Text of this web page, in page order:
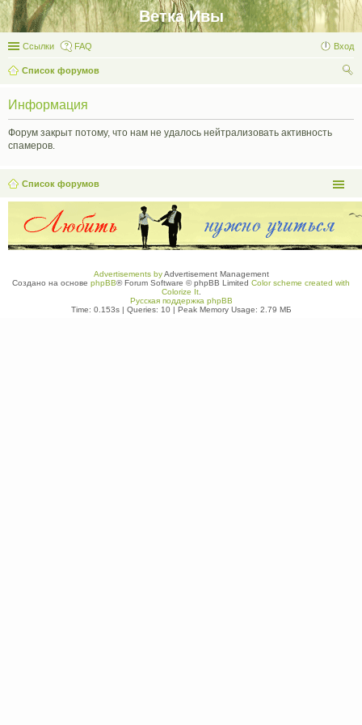
Ветка Ивы
Ссылки FAQ Вход
Список форумов
Информация
Форум закрыт потому, что нам не удалось нейтрализовать активность
спамеров.
Список форумов
Advertisements byAdvertisement Management
Создано на основе phpBB® Forum Software © phpBB Limited Color scheme created with
Colorize It.
Русская поддержка phpBB
Time: 0.153s| Queries: 10| Peak Memory Usage: 2.79 МБ